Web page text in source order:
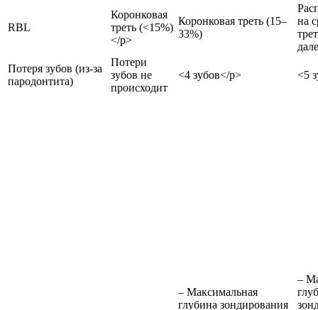
RBL
Коронковая
треть (<15%)
</p>
Коронковая треть (15–
33%)
на
Потеря зубов (из-за
пародонтита)
Потери
зубов не
происходит
<4 зубов</p> <5
– Максимальная
глубина зондирования
–